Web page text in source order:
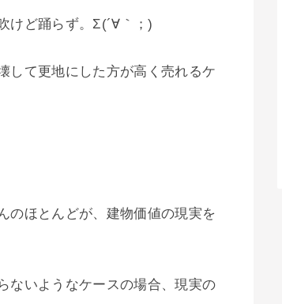
けど踊らず。Σ(´∀｀；)
して更地にした方が高く売れるケ
のほとんどが、建物価値の現実を
ないようなケースの場合、現実の